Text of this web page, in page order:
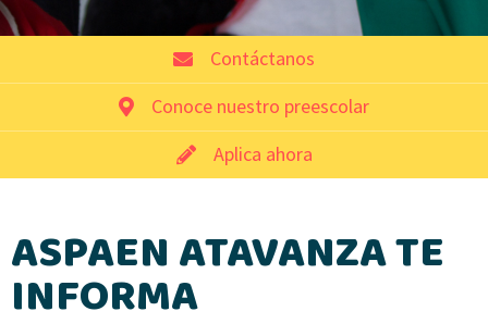
Contáctanos
Conoce nuestro preescolar
Aplica ahora
ASPAEN ATAVANZA TE
INFORMA